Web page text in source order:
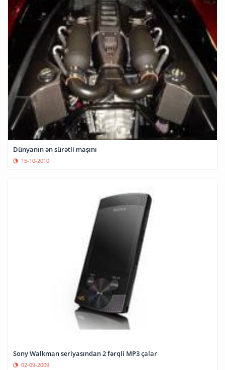
Dünyanın ən sürətli maşını
15-10-2010
Sony Walkman seriyasından 2 fərqli MP3 çalar
02-09-2009